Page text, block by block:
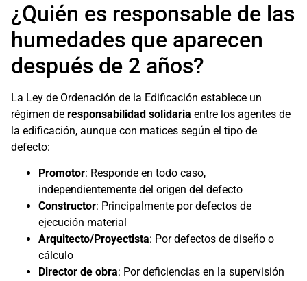
¿Quién es responsable de las
humedades que aparecen
después de 2 años?
La Ley de Ordenación de la Edificación establece un
régimen de responsabilidad solidaria entre los agentes de
la edificación, aunque con matices según el tipo de
defecto:
Promotor: Responde en todo caso,
independientemente del origen del defecto
Constructor: Principalmente por defectos de
ejecución material
Arquitecto/Proyectista: Por defectos de diseño o
cálculo
Director de obra: Por deficiencias en la supervisión